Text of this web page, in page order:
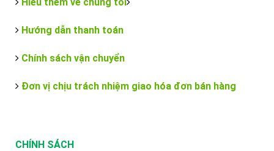
Hiểu thêm về chúng tôi
Hướng dẫn thanh toán
Chính sách vận chuyển
Đơn vị chịu trách nhiệm giao hóa đơn bán hàng
CHÍNH SÁCH